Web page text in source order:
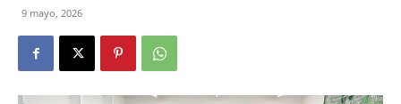
9 mayo, 2026